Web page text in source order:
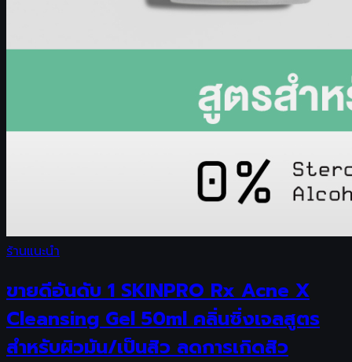
ร้านแนะนำ
ขายดีอันดับ 1 SKINPRO Rx Acne X
Cleansing Gel 50ml คลิ่นซิ่งเจลสูตร
สำหรับผิวมัน/เป็นสิว ลดการเกิดสิว